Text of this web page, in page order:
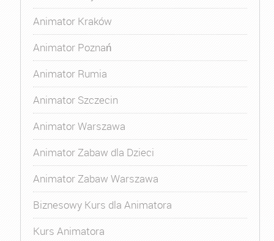
Animator Kraków
Animator Poznań
Animator Rumia
Animator Szczecin
Animator Warszawa
Animator Zabaw dla Dzieci
Animator Zabaw Warszawa
Biznesowy Kurs dla Animatora
Kurs Animatora